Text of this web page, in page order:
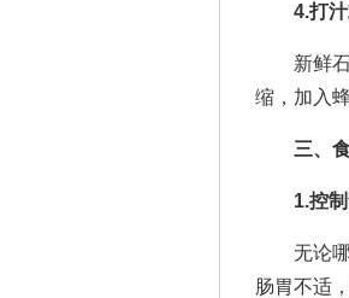
4.打
新鲜石
缩，加入
三、
1.控
无论哪
肠胃不适